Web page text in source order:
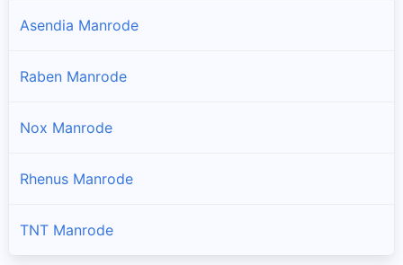
Asendia Manrode
Raben Manrode
Nox Manrode
Rhenus Manrode
TNT Manrode